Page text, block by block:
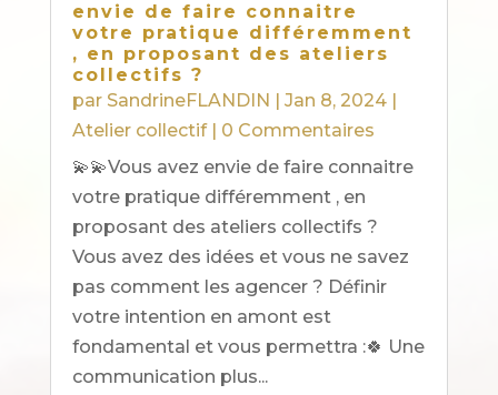
envie de faire connaitre
votre pratique différemment
, en proposant des ateliers
collectifs ?
par SandrineFLANDIN | Jan 8, 2024|
Atelier collectif| 0 Commentaires
💫💫Vous avez envie de faire connaitre
votre pratique différemment , en
proposant des ateliers collectifs ?
Vous avez des idées et vous ne savez
pas comment les agencer ? Définir
votre intention en amont est
fondamental et vous permettra :🍀 Une
communication plus...